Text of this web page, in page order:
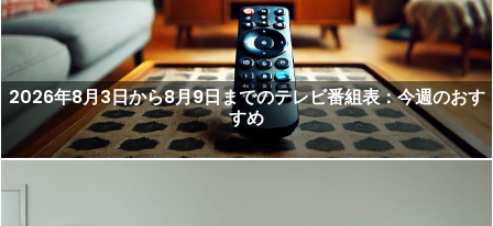
2026年8月3日から8月9日までのテレビ番組表：今週のおす
すめ